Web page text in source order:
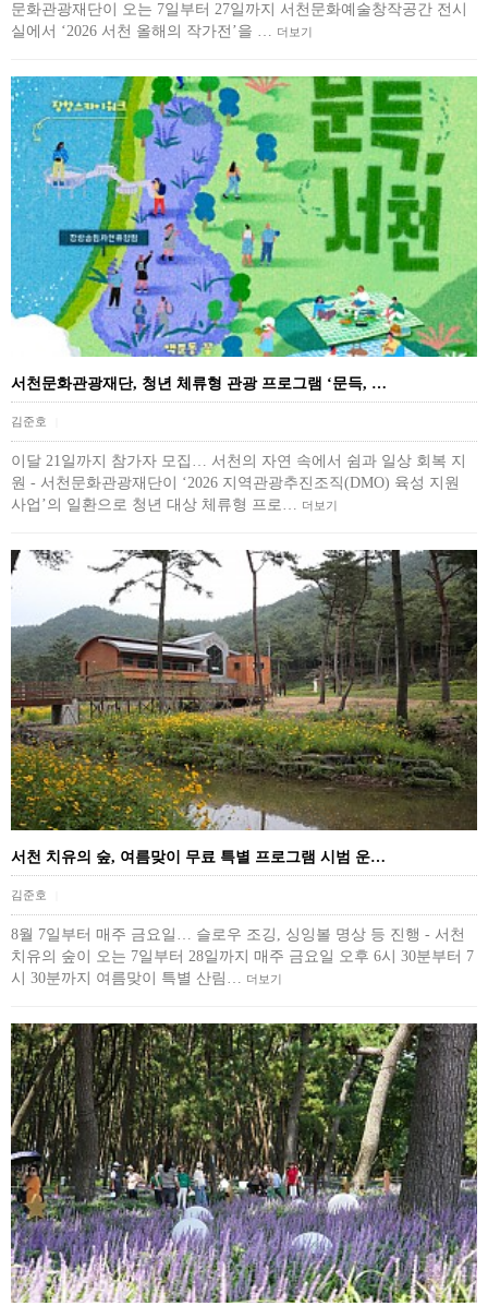
문화관광재단이 오는 7일부터 27일까지 서천문화예술창작공간 전시
실에서 ‘2026 서천 올해의 작가전’을 … 더보기
서천문화관광재단, 청년 체류형 관광 프로그램 ‘문득, …
김준호
이달 21일까지 참가자 모집… 서천의 자연 속에서 쉼과 일상 회복 지
원 - 서천문화관광재단이 ‘2026 지역관광추진조직(DMO) 육성 지원
사업’의 일환으로 청년 대상 체류형 프로…
더보기
서천 치유의 숲, 여름맞이 무료 특별 프로그램 시범 운…
김준호
8월 7일부터 매주 금요일… 슬로우 조깅, 싱잉볼 명상 등 진행 - 서천
치유의 숲이 오는 7일부터 28일까지 매주 금요일 오후 6시 30분부터 7
시 30분까지 여름맞이 특별 산림…
더보기